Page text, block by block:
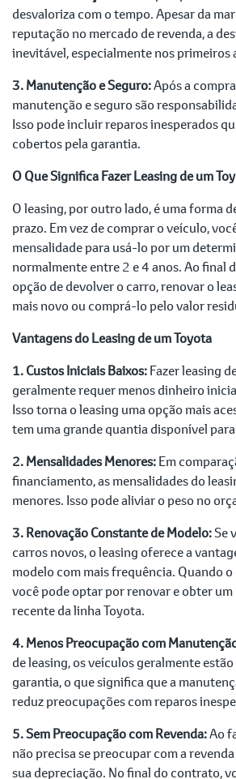
desvaloriza com o tempo. Apesar da
reputação no mercado de revenda, a
inevitável, especialmente nos primeiros
3. Manutenção e Seguro:Após a
manutenção e seguro são
Isso pode incluir reparos inesperados
cobertos pela garantia.
O Que Significa Fazer Leasing de um
O leasing, por outro lado, é uma forma
prazo. Em vez de comprar o veículo,
mensalidade para usá-lo por um
normalmente entre 2 e 4 anos. Ao final
opção de devolver o carro, renovar o
mais novo ou comprá-lo pelo valor
Vantagens do Leasing de um Toyota
1. Custos Iniciais Baixos:Fazer leasing
geralmente requer menos dinheiro
Isso torna o leasing uma opção mais
tem uma grande quantia disponível
2. Mensalidades Menores:Em
financiamento, as mensalidades do
menores. Isso pode aliviar o peso no
3. Renovação Constante de Modelo:Se
carros novos, o leasing oferece a
modelo com mais frequência. Quando
você pode optar por renovar e obter um
recente da linha Toyota.
4. Menos Preocupação com
de leasing, os veículos geralmente
garantia, o que significa que a
reduz preocupações com reparos
5. Sem Preocupação com Revenda:Ao
não precisa se preocupar com a
sua depreciação. No final do contrato,